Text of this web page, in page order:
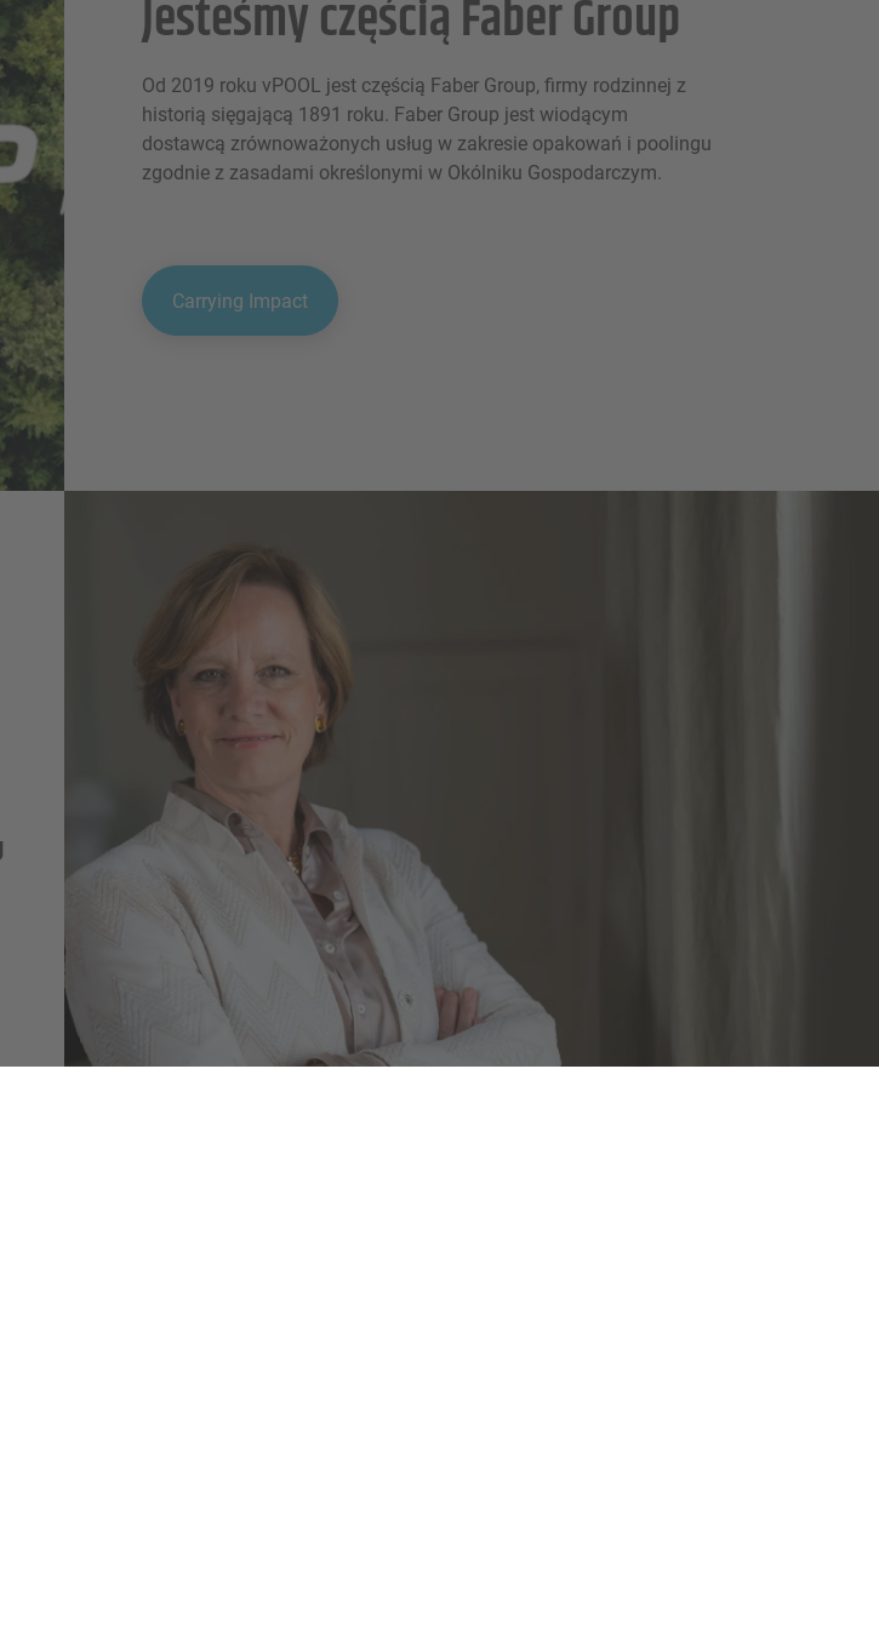
Jesteśmy częścią Faber Group
Od 2019 roku vPOOL jest częścią Faber Group, firmy rodzinnej z
historią sięgającą 1891 roku. Faber Group jest wiodącym
dostawcą zrównoważonych usług w zakresie opakowań i poolingu
zgodnie z zasadami określonymi w Okólniku Gospodarczym.
Carrying Impact